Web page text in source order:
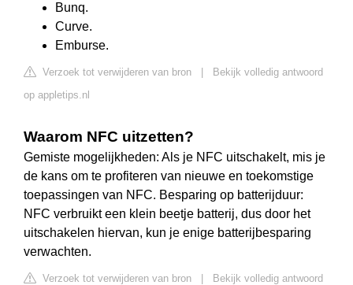
Bunq.
Curve.
Emburse.
Verzoek tot verwijderen van bron
Bekijk volledig antwoord
op appletips.nl
Waarom NFC uitzetten?
Gemiste mogelijkheden: Als je NFC uitschakelt, mis je
de kans om te profiteren van nieuwe en toekomstige
toepassingen van NFC. Besparing op batterijduur:
NFC verbruikt een klein beetje batterij, dus door het
uitschakelen hiervan, kun je enige batterijbesparing
verwachten.
Verzoek tot verwijderen van bron Bekijk volledig antwoord